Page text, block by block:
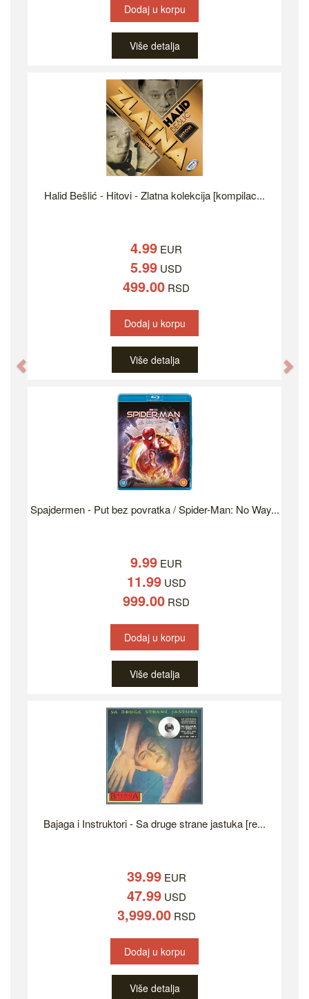
Dodaj u korpu
Više detalja
Halid Bešlić - Hitovi - Zlatna kolekcija [kompilac...
4.99 EUR
5.99 USD
499.00 RSD
Dodaj u korpu
Više detalja
Spajdermen - Put bez povratka / Spider-Man: No Way...
9.99 EUR
11.99USD
999.00 RSD
Dodaj u korpu
Više detalja
Bajaga i Instruktori - Sa druge strane jastuka [re...
39.99EUR
47.99USD
3,999.00RSD
Dodaj u korpu
Više detalja